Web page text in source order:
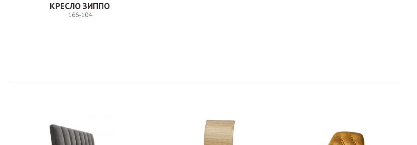
КРЕСЛО ЗИППО
166-104